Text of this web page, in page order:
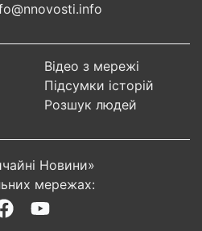
Відео з мережі
Підсумки історій
Розшук людей
Новини»
мережах: